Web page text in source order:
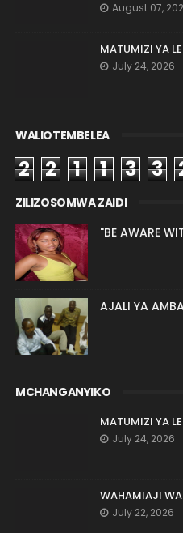
August 07,
MATUMIZI YA
July 24, 2026
WALIOTEMBELEA
2 2 1 1 3 3
ZILIZOSOMWA ZAIDI
"BE AWARE
AJALI YA
MCHANGANYIKO
MATUMIZI YA
July 24, 2026
WAHAMIAJI WA
July 22, 2026